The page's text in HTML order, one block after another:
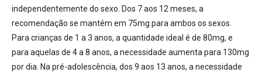
independentemente do sexo. Dos 7 aos 12 meses, a
recomendação se mantém em 75mg para ambos os sexos.
Para crianças de 1 a 3 anos, a quantidade ideal é de 80mg, e
para aquelas de 4 a 8 anos, a necessidade aumenta para 130mg
por dia. Na pré-adolescência, dos 9 aos 13 anos, a necessidade